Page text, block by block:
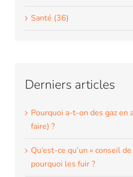
Santé (36)
Derniers articles
Pourquoi a-t-on des gaz en
faire) ?
Qu’est-ce qu’un « conseil
pourquoi les fuir ?